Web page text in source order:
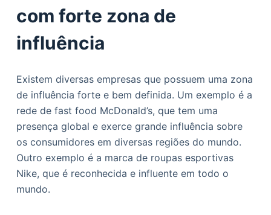
com forte zona de
influência
Existem diversas empresas que possuem uma zona
de influência forte e bem definida. Um exemplo é a
rede de fast food McDonald’s, que tem uma
presença global e exerce grande influência sobre
os consumidores em diversas regiões do mundo.
Outro exemplo é a marca de roupas esportivas
Nike, que é reconhecida e influente em todo o
mundo.